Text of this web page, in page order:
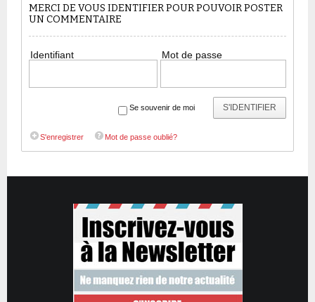
MERCI DE VOUS IDENTIFIER POUR POUVOIR POSTER
UN COMMENTAIRE
Identifiant Mot de passe
S'IDENTIFIER
Se souvenir de moi
S'enregistrer Mot de passe oublié?